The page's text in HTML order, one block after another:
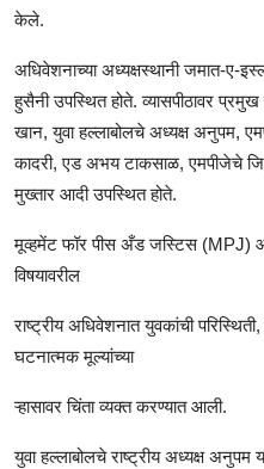
केले.
अधिवेशनाच्या अध्यक्षस्थानी जमात-ए-
हुसैनी उपस्थित होते. व्यासपीठावर
खान, युवा हल्लाबोलचे अध्यक्ष अनुपम,
कादरी, एड अभय टाकसाळ, एमपीजेचे
मुख्तार आदी उपस्थित होते.
मूव्हमेंट फॉर पीस अँड जस्टिस (MPJ)
विषयावरील
राष्ट्रीय अधिवेशनात युवकांची
घटनात्मक मूल्यांच्या
ऱ्हासावर चिंता व्यक्त करण्यात आली.
युवा हल्लाबोलचे राष्ट्रीय अध्यक्ष